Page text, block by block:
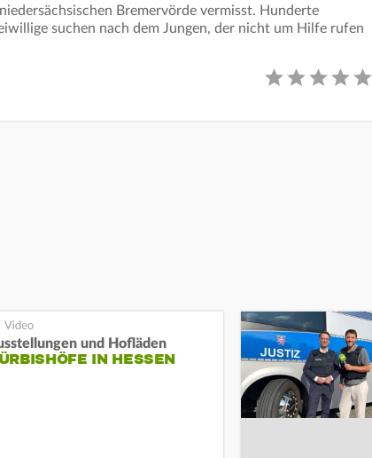
Bremervörde vermisst. Hunderte
suchen nach dem Jungen, der nicht um Hilfe rufen
und Hofläden
IN HESSEN